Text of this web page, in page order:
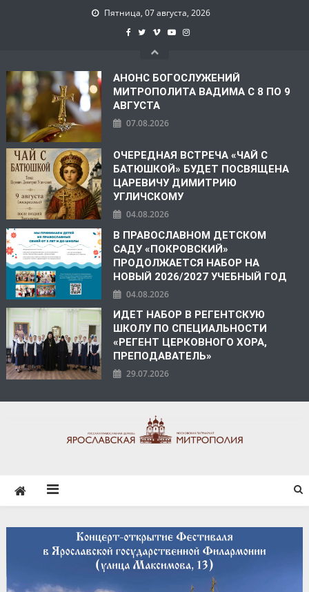
Пятница, 07 августа, 2026
АНОНС БОГОСЛУЖЕНИЙ
МИТРОПОЛИТА ВАДИМА С 8 ПО 9
АВГУСТА
07.08.2026
ОЧЕРЕДНАЯ ВСТРЕЧА «ЧАЙ С
БАТЮШКОЙ» БУДЕТ ПОСВЯЩЕНА
ЦАРЕВИЧУ ДИМИТРИЮ
УГЛИЧСКОМУ
04.08.2026
В ПРАВОСЛАВНОМ ДЕТСКОМ
САДУ «ПОКРОВСКИЙ»
ПРОДОЛЖАЕТСЯ НАБОР НА
НОВЫЙ 2026/2027 УЧЕБНЫЙ ГОД
04.08.2026
ИДЕТ НАБОР В РЕГЕНТСКУЮ
ШКОЛУ ПО СПЕЦИАЛЬНОСТИ
«РЕГЕНТ ЦЕРКОВНОГО ХОРА,
ПРЕПОДАВАТЕЛЬ»
29.07.2026